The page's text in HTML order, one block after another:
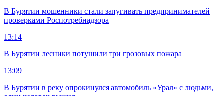
В Бурятии мошенники стали запугивать предпринимателей
проверками Роспотребнадзора
13:14
В Бурятии лесники потушили три грозовых пожара
13:09
В Бурятии в реку опрокинулся автомобиль «Урал» с людьми,